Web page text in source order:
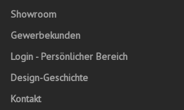
Showroom
Gewerbekunden
Login - Persönlicher Bereich
Design-Geschichte
Kontakt